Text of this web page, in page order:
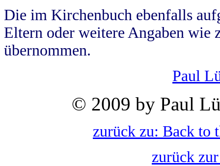
Die im Kirchenbuch ebenfalls
Eltern oder weitere Angaben wie
übernommen.
Paul
© 2009 by Paul
zurück zu: Back to
zurück